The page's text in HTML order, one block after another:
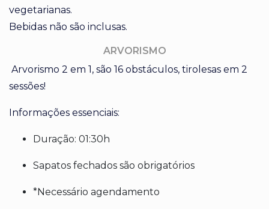
vegetarianas.
Bebidas não são inclusas.
ARVORISMO
Arvorismo 2 em 1, são 16 obstáculos, tirolesas em 2
sessões!
Informações essenciais:
Duração: 01:30h
Sapatos fechados são obrigatórios
*Necessário agendamento